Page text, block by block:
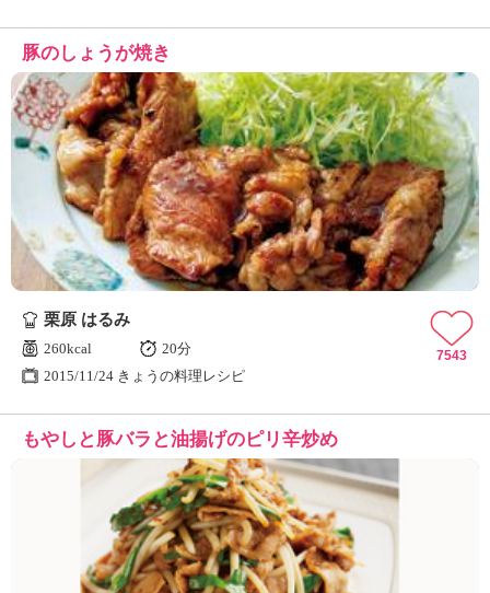
豚のしょうが焼き
栗原 はるみ
260kcal
20分
2015/11/24 きょうの料理レシピ
7543
もやしと豚バラと油揚げのピリ辛炒め